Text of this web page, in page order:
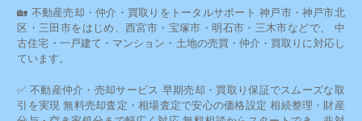
🏡 不動産売却・仲介・買取りをトータルサポート 神戸市・神戸市北
区・三田市をはじめ、西宮市・宝塚市・明石市・三木市などで、 中
古住宅・一戸建て・マンション・土地の売買・仲介・買取りに対応し
ています。
✅ 不動産仲介・売却サービス 早期売却・買取り保証でスムーズな取
引を実現 無料売却査定・相場査定で安心の価格設定 相続整理・財産